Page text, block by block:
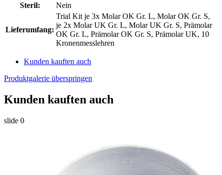
Steril:
Nein
Lieferumfang:
Trial Kit je 3x Molar OK Gr. L, Molar OK Gr. S,
je 2x Molar UK Gr. L, Molar UK Gr. S, Prämolar
OK Gr. L, Prämolar OK Gr. S, Prämolar UK, 10
Kronenmesslehren
Kunden kauften auch
Produktgalerie überspringen
Kunden kauften auch
slide 0